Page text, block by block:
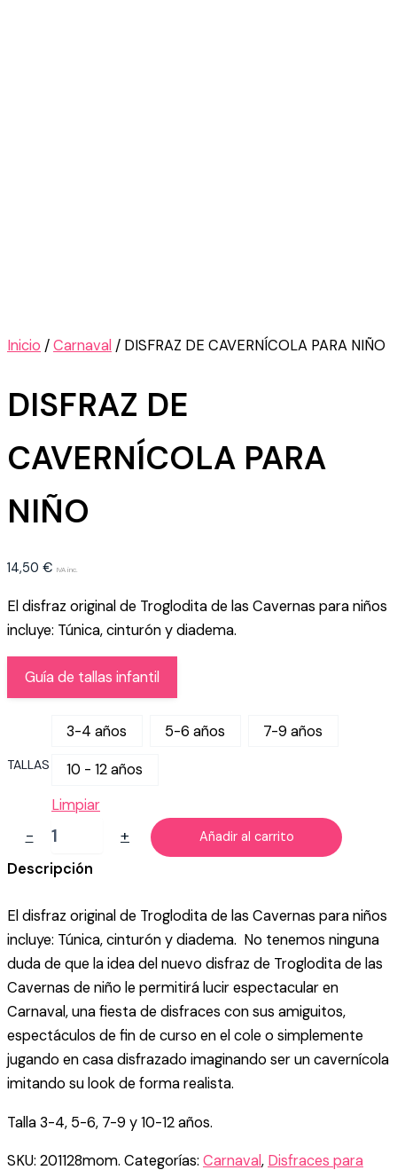
Inicio /Carnaval / DISFRAZ DE CAVERNÍCOLA PARA NIÑO
DISFRAZ DE
CAVERNÍCOLA PARA
NIÑO
14,50 € IVA inc.
El disfraz original de Troglodita de las Cavernas para niños
incluye: Túnica, cinturón y diadema.
Guía de tallas infantil
TALLAS
3-4 años 5-6 años 7-9 años
10 - 12 años
Limpiar
-
DISFRAZ
CAVERNÍCOLA
cantidad
+ Añadir al carrito
Descripción
El disfraz original de Troglodita de las Cavernas para niños
incluye: Túnica, cinturón y diadema. No tenemos ninguna
duda de que la idea del nuevo disfraz de Troglodita de las
Cavernas de niño le permitirá lucir espectacular en
Carnaval, una fiesta de disfraces con sus amiguitos,
espectáculos de fin de curso en el cole o simplemente
jugando en casa disfrazado imaginando ser un cavernícola
imitando su look de forma realista.
Talla 3-4, 5-6, 7-9 y 10-12 años.
SKU: 201128mom. Categorías: Carnaval, Disfraces para